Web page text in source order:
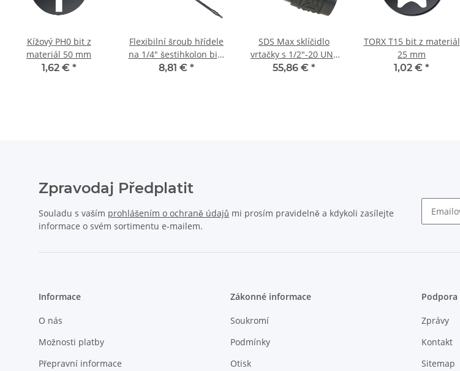
Kížový PH0 bit z
materiál 50 mm
1,62 € *
Flexibilní šroub hřídele
na 1/4" šestihkolon bits
460 mm
8,81 € *
SDS Max sklíčidlo
vrtačky s 1/2"-20 UNF
závit
55,86 € *
TORX T15 bit z materiál
25 mm
1,02 € *
Zpravodaj Předplatit
Souladu s vaším prohlášením o ochraně údajů mi prosím pravidelně a kdykoli zasílejte
informace o svém sortimentu e-mailem.
Informace
O nás
Možnosti platby
Přepravní informace
Zákonné informace
Soukromí
Podmínky
Otisk
Podpora
Zprávy
Kontakt
Sitemap